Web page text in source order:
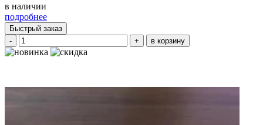
в наличии
подробнее
Быстрый заказ
-
+ в корзину